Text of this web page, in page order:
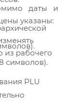
из рабочего
PLU
даты и
указаны:
символов).